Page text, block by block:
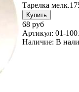
Тарелка
68 руб
Артикул: 01-
Наличие: В